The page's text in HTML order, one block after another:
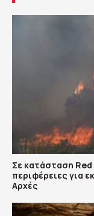
Σε κατάσταση Red
περιφέρειες για
Αρχές